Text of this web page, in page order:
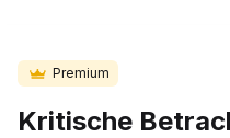
Premium
Kritische